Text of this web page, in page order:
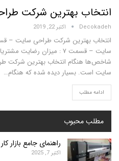
بهترین شرکت طراحی
اکتبر 22, 2019
انتخاب
سایت – قسمت ۷ : میزان رضایت مشتریان از
انتخاب بهترین شرکت طراحی سایت
بسیار دیده شده که هنگام…
راهنمای جامع بازار کار دستگاه‌های
اکتبر 7, 2025